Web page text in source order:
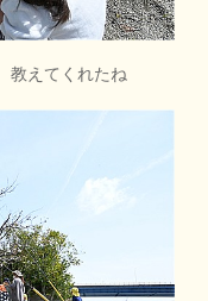
えてくれたね